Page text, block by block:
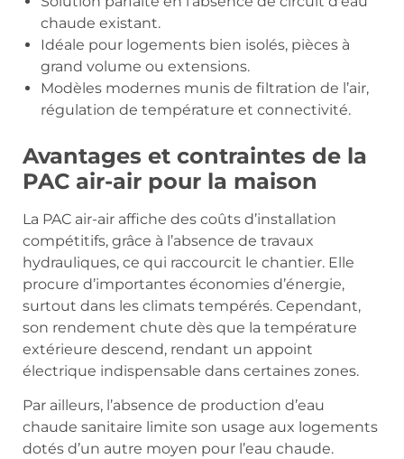
chaude existant.
Idéale pour logements bien isolés, pièces à
grand volume ou extensions.
Modèles modernes munis de filtration de l’air,
régulation de température et connectivité.
Avantages et contraintes de la
PAC air-air pour la maison
La PAC air-air affiche des coûts d’installation
compétitifs, grâce à l’absence de travaux
hydrauliques, ce qui raccourcit le chantier. Elle
procure d’importantes économies d’énergie,
surtout dans les climats tempérés. Cependant,
son rendement chute dès que la température
extérieure descend, rendant un appoint
électrique indispensable dans certaines zones.
Par ailleurs, l’absence de production d’eau
chaude sanitaire limite son usage aux logements
dotés d’un autre moyen pour l’eau chaude.